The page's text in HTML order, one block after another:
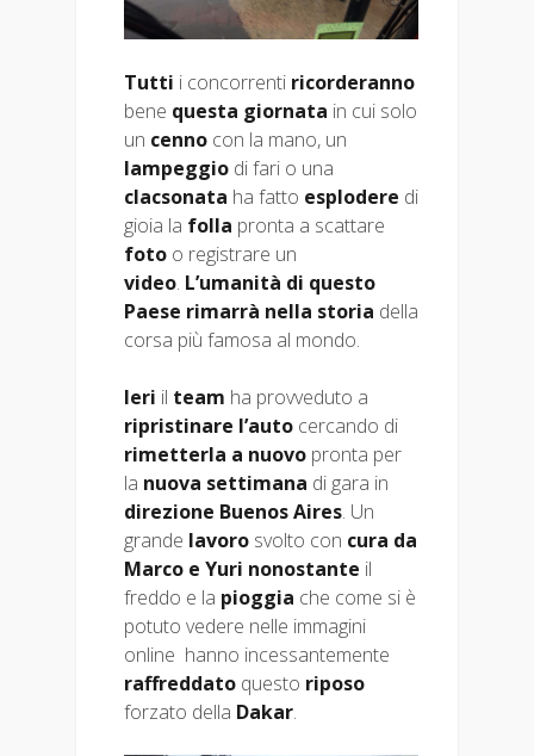
Tutti i concorrenti ricorderanno
bene questa giornata in cui solo
un cenno con la mano, un
lampeggio di fari o una
clacsonata ha fatto esplodere di
gioia la folla pronta a scattare
foto o registrare un
video. L’umanità di questo
Paese rimarrà nella storia della
corsa più famosa al mondo.
Ieri il team ha provveduto a
ripristinare l’auto cercando di
rimetterla a nuovo pronta per
la nuova settimana di gara in
direzione Buenos Aires. Un
grande lavoro svolto con cura da
Marco e Yuri nonostante il
freddo e la pioggia che come si è
potuto vedere nelle immagini
online hanno incessantemente
raffreddato questo riposo
forzato della Dakar.